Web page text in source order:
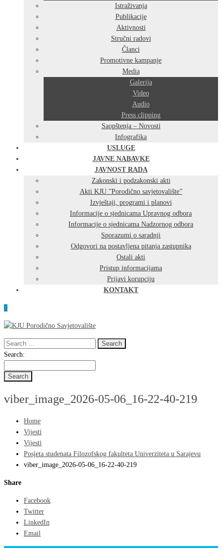
Istraživanja
Publikacije
Aktivnosti
Stručni radovi
Članci
Promotivne kampanje
Media
Galerija
Video
Audio
Press clipping
Saopštenja – Novosti
Infografika
USLUGE
JAVNE NABAVKE
JAVNOST RADA
Zakonski i podzakonski akti
Akti KJU ”Porodično savjetovalište”
Izvještaji, programi i planovi
Informacije o sjednicama Upravnog odbora
Informacije o sjednicama Nadzornog odbora
Sporazumi o saradnji
Odgovori na postavljena pitanja zastupnika
Ostali akti
Pristup informacijama
Prijavi korupciju
KONTAKT
0
Search
for:
Search
Search:
viber_image_2026-05-06_16-22-40-219
Home
Vijesti
Vijesti
Posjeta studenata Filozofskog fakulteta Univerziteta u Sarajevu
viber_image_2026-05-06_16-22-40-219
Share
Facebook
Twitter
LinkedIn
Email